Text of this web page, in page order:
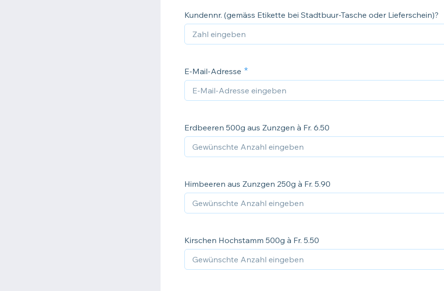
Kundennr. (gemäss Etikette bei Stadtbuur-Tasche oder Lieferschein)?
E-Mail-Adresse
Erdbeeren 500g aus Zunzgen à Fr. 6.50
Himbeeren aus Zunzgen 250g à Fr. 5.90
Kirschen Hochstamm 500g à Fr. 5.50